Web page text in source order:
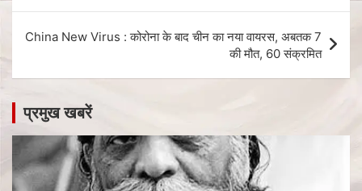
China New Virus : कोरोना के बाद चीन का नया वायरस, अबतक 7
की मौत, 60 संक्रमित
प्रमुख खबरें